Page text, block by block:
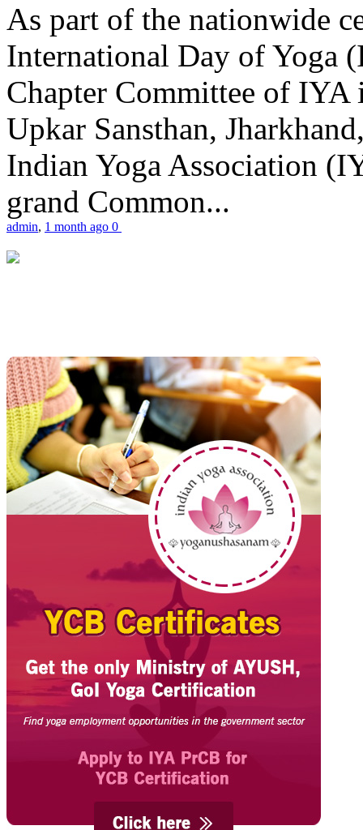
As part of the nationwide
International Day of Yoga
Chapter Committee of
Upkar Sansthan,
Indian Yoga Association
grand Common...
admin, 1 month ago 0